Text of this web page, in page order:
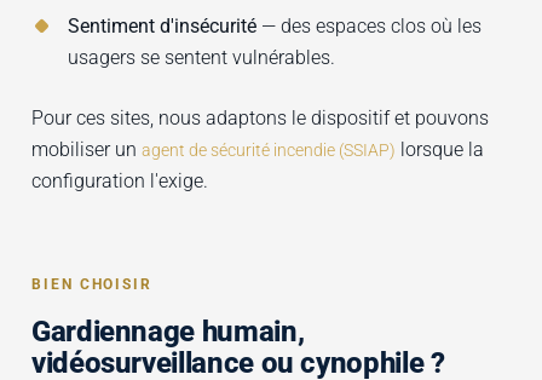
Sentiment d'insécurité — des espaces clos où les
usagers se sentent vulnérables.
Pour ces sites, nous adaptons le dispositif et pouvons
mobiliser un agent de sécurité incendie (SSIAP) lorsque la
configuration l'exige.
BIEN CHOISIR
Gardiennage humain,
vidéosurveillance ou cynophile ?